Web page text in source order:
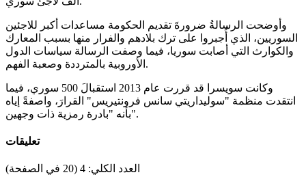
وأوضحت الرسالةُ ضرورةَ تقديم الحكومة مساعدات أكبر للاجئين
السوريين، الذي أُجبروا على ترك بلادهم والفرار منها بسبب المعارك
والكوارث التي أصابت سوريا، فيما وصفت الرسالة سياسات الدول
الأوروبية بالمترددة وصعبة الفهم.
وكانت سويسرا قد قررت عام 2013 استقبالَ 500 سوري، فيما
انتقدت منظمة "سوليداريتي سانس فرونتيريس" القرارَ، واصفةً إياه
بأنه "بادرة رمزية ذات وجهين".
تعليقات
العدد الكلي: 4
(
20 في الصفحة)